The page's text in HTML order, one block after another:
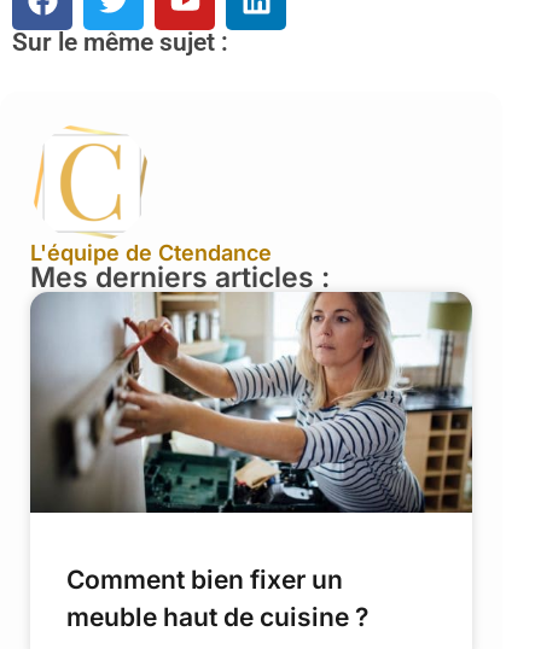
Sur le même sujet :
L'équipe de Ctendance
Mes derniers articles :
Comment bien fixer un
meuble haut de cuisine ?